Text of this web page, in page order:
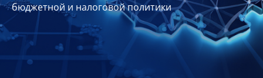
Планы
отчеты
Контакты
бюджетной и налоговой политики